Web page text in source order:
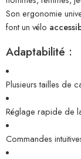
Son ergonomie
font un vélo
Adaptabilité :
Plusieurs tailles de
Réglage rapide de
Commandes